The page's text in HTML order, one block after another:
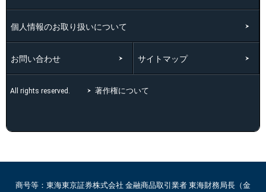
個人情報のお取り扱いについて
お問い合わせ サイトマップ
All rights reserved. 著作権について
商号等：東海東京証券株式会社 金融商品取引業者 東海財務局長（金